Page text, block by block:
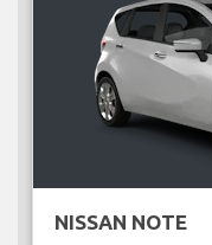
NISSAN NOTE